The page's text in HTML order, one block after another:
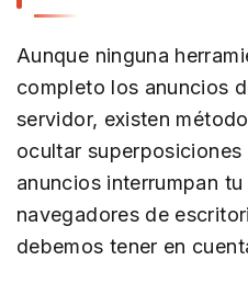
Aunque ninguna
completo los anuncios
servidor, existen
ocultar
anuncios interrumpan
navegadores de
debemos tener en